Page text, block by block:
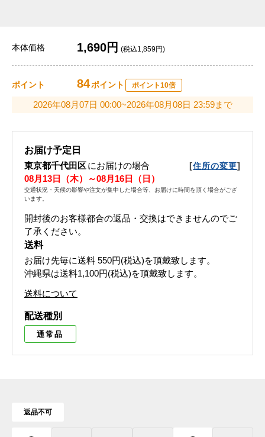
本体価格 1,690円 (税込1,859円)
ポイント 84ポイント ポイント10倍
2026年08月07日 00:00~2026年08月08日 23:59まで
お届け予定日
東京都千代田区にお届けの場合 [住所の変更]
08月13日（木）～08月16日（日）
交通状況・天候の影響や注文が集中した場合等、お届けに時間を頂く場合がござ
います。
開封後のお客様都合の返品・交換はできませんのでご
了承ください。
送料
お届け先毎に送料 550円(税込)を頂戴致します。
沖縄県は送料1,100円(税込)を頂戴致します。
送料について
配送種別
通常品
返品不可